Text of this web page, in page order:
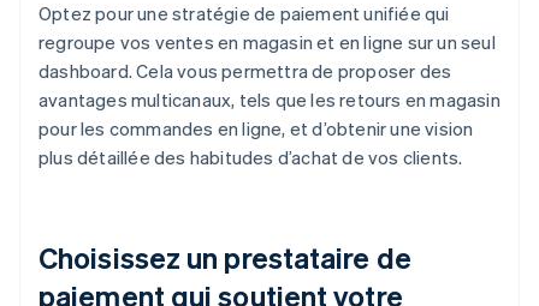
Optez pour une stratégie de paiement unifiée qui
regroupe vos ventes en magasin et en ligne sur un seul
dashboard. Cela vous permettra de proposer des
avantages multicanaux, tels que les retours en magasin
pour les commandes en ligne, et d’obtenir une vision
plus détaillée des habitudes d’achat de vos clients.
Choisissez un prestataire de
paiement qui soutient votre